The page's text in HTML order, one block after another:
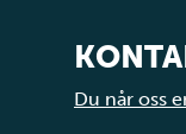
Du når oss